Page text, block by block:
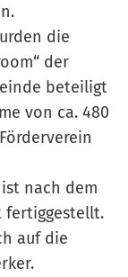
die
der
beteiligt
von ca. 480
nach dem
fertiggestellt.
auf die